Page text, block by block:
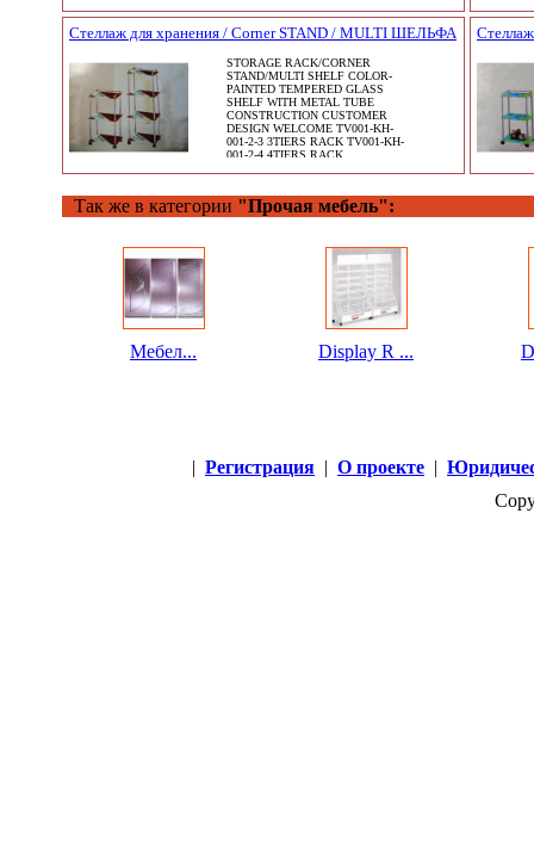
Стеллаж для хранения / Corner STAND / MULTI ШЕЛЬФА
STORAGE RACK/CORNER
STAND/MULTI SHELF COLOR-
PAINTED TEMPERED GLASS
SHELF WITH METAL TUBE
CONSTRUCTION CUSTOMER
DESIGN WELCOME TV001-KH-
001-2-3 3TIERS RACK TV001-KH-
001-2-4 4TIERS RACK
Так же в категории "Прочая мебель":
Мебел... Display R ...
| Регистрация | О проекте |